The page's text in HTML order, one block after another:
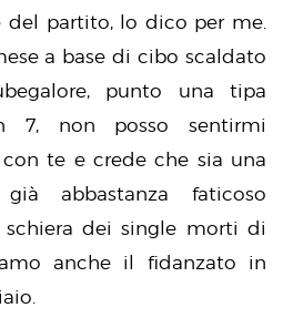
del partito, lo dico per me.
a base di cibo scaldato
punto una tipa
7, non posso sentirmi
te e crede che sia una
abbastanza faticoso
dei single morti di
anche il fidanzato in